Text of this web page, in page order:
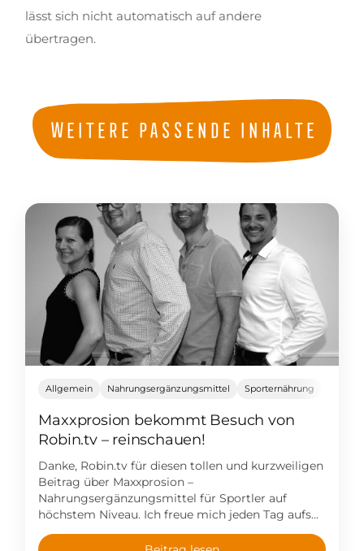
lässt sich nicht automatisch auf andere
übertragen.
Weitere passende Inhalte
Allgemein Nahrungsergänzungsmittel Sporternährung
Maxxprosion bekommt Besuch von
Robin.tv – reinschauen!
Danke, Robin.tv für diesen tollen und kurzweiligen
Beitrag über Maxxprosion –
Nahrungsergänzungsmittel für Sportler auf
höchstem Niveau. Ich freue mich jeden Tag aufs
Neue, Teil dieses enthusiastischen und
energiegeladenen Gründerteams zu sein! Schaut